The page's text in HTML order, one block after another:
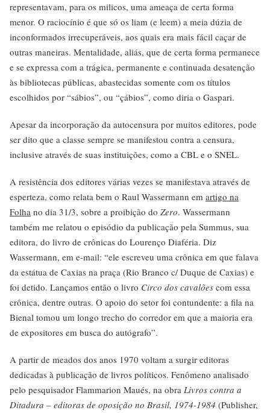
representavam, para os milicos, uma ameaça de certa forma
menor. O raciocínio é que só os liam (e leem) a meia dúzia de
inconformados irrecuperáveis, aos quais era mais fácil caçar de
outras maneiras. Mentalidade, aliás, que de certa forma permanece
e se expressa com a trágica, permanente e continuada desatenção
às bibliotecas públicas, abastecidas somente com os títulos
escolhidos por “sábios”, ou “çábios”, como diria o Gaspari.
Apesar da incorporação da autocensura por muitos editores, pode
ser dito que a classe sempre se manifestou contra a censura,
inclusive através de suas instituições, como a CBL e o SNEL.
A resistência dos editores várias vezes se manifestava através de
esperteza, como relata bem o Raul Wassermann em artigo na
Folha no dia 31/3, sobre a proibição do Zero. Wassermann
também me relatou o episódio da publicação pela Summus, sua
editora, do livro de crônicas do Lourenço Diaféria. Diz
Wassermann, em e-mail: “ele escreveu uma crônica em que falava
da estátua de Caxias na praça (Rio Branco c/ Duque de Caxias) e
foi detido. Lançamos então o livro Circo dos cavalões com essa
crônica, dentre outras. O apoio do setor foi contundente: a fila na
Bienal tomou um longo trecho do corredor em que a maioria era
de expositores em busca do autógrafo”.
A partir de meados dos anos 1970 voltam a surgir editoras
dedicadas à publicação de livros políticos. Fenômeno analisado
pelo pesquisador Flammarion Maués, na obra Livros contra a
Ditadura – editoras de oposição no Brasil, 1974-1984 (Publisher,